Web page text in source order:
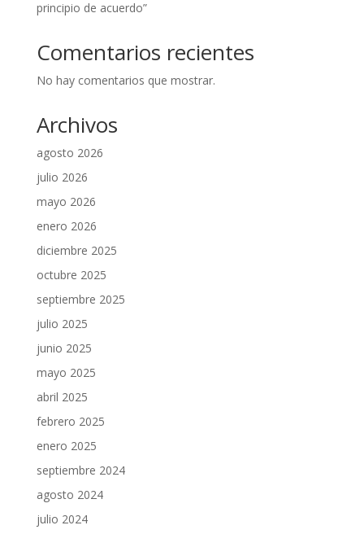
principio de acuerdo”
Comentarios recientes
No hay comentarios que mostrar.
Archivos
agosto 2026
julio 2026
mayo 2026
enero 2026
diciembre 2025
octubre 2025
septiembre 2025
julio 2025
junio 2025
mayo 2025
abril 2025
febrero 2025
enero 2025
septiembre 2024
agosto 2024
julio 2024